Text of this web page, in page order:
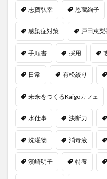
志賀弘幸 恩蔵絢子
感染症対策 戸田恵梨
手順書 採用
日常 有松絞り
未来をつくるKaigoカフェ
水仕事 決断力
洗濯物 消毒液
濱崎明子 特養